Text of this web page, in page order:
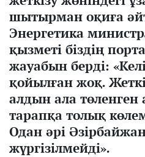
шытырман оқиға
Энергетика
қызметі біздің
жауабын берді: «
қойылған жоқ.
алдын ала
тарапқа толық
Одан әрі
жүргізілмейді».